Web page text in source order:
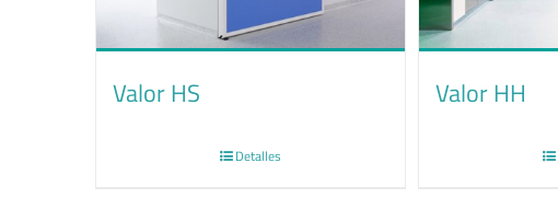
Valor HS
Detalles
Valor HH